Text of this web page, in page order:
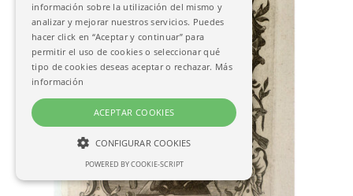
información sobre la utilización del mismo y
analizar y mejorar nuestros servicios. Puedes
hacer click en “Aceptar y continuar” para
permitir el uso de cookies o seleccionar qué
tipo de cookies deseas aceptar o rechazar. Más
información
ACEPTAR COOKIES
CONFIGURAR COOKIES
NECESARIAS
ANALÍTICAS
POWERED BY COOKIE-SCRIPT